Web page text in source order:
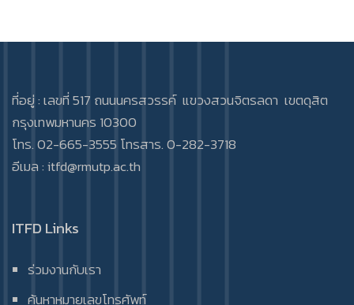
ที่อยู่ : เลขที่ 517 ถนนนครสวรรค์ แขวงสวนจิตรลดา เขตดุสิต
กรุงเทพมหานคร 10300
โทร. 02-665-3555 โทรสาร. 0-282-3718
อีเมล :itfd@rmutp.ac.th
ITFD Links
ร่วมงานกับเรา
ค้นหาหมายเลขโทรศัพท์